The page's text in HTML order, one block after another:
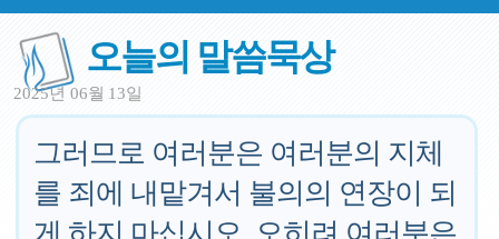
오늘의 말씀묵상
2025년 06월 13일
그러므로 여러분은 여러분의 지체
를 죄에 내맡겨서 불의의 연장이 되
게 하지 마십시오. 오히려 여러분은